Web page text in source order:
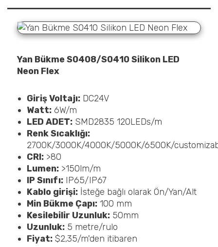
Yan Bükme S0408/S0410 Silikon LED
Neon Flex
Giriş Voltajı: DC24V
Watt: 6W/m
LED ADET: SMD2835 120LEDs/m
Renk Sıcaklığı:
2700K/3000K/4000K/5000K/6500K/
CRI: >80
Lumen: >150lm/m
IP Sınıfı: IP65/IP67
Kablo girişi: İsteğe bağlı olarak Ön/Yan/Alt
Min Bükme Çapı: 100 mm
Kesilebilir Uzunluk: 50mm
Uzunluk: 5 metre/rulo
Fiyat: $2,35/m'den itibaren